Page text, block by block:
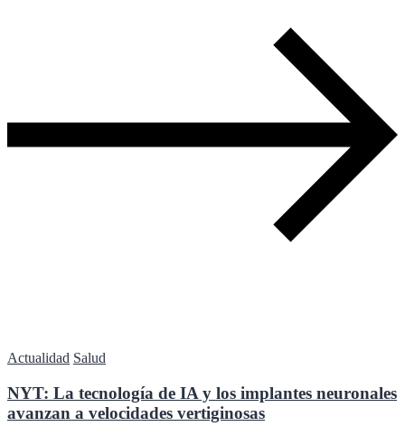
Actualidad Salud
NYT: La tecnología de IA y los implantes neuronales
avanzan a velocidades vertiginosas